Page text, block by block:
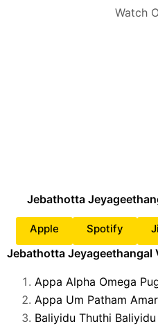
Watch
Jebathotta
Apple Spotify
Jebathotta Jeyageethangal
Appa Alpha Omega
Appa Um Patham
Baliyidu Thuthi Baliyidu